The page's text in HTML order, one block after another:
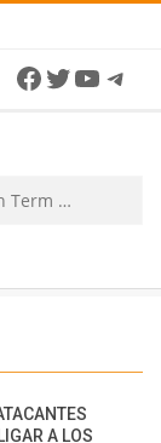
Facebook
Twitter
A LOS